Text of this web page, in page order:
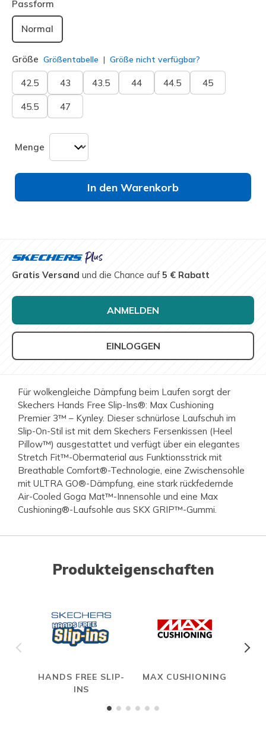
Passform
Normal
Größe Größentabelle Größe nicht verfügbar?
42.5 43 43.5 44 44.5 45
45.5 47
Menge
In den Warenkorb
Gratis Versand und die Chance auf5 € Rabatt
ANMELDEN
EINLOGGEN
Für wolkengleiche Dämpfung beim Laufen sorgt der
Skechers Hands Free Slip-Ins®: Max Cushioning
Premier 3™ – Kynley. Dieser schnürlose Laufschuh im
Slip-On-Stil ist mit dem Skechers Fersenkissen (Heel
Pillow™) ausgestattet und verfügt über ein elegantes
Stretch Fit™-Obermaterial aus Funktionsstrick mit
Breathable Comfort®-Technologie, eine Zwischensohle
mit ULTRA GO®-Dämpfung, eine stark rückfedernde
Air-Cooled Goga Mat™-Innensohle und eine Max
Cushioning®-Laufsohle aus SKX GRIP™-Gummi.
Produkteigenschaften
HANDS FREE SLIP-
INS
MAX CUSHIONING